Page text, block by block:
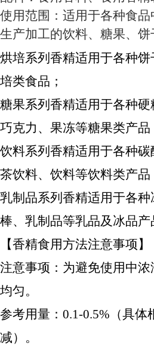
使用范围：适用于各种食品
生产加工的饮料、糖果、饼
烘培系列香精适用于各种
培类食品；
糖果系列香精适用于各种硬
巧克力、果冻等糖果类产品
饮料系列香精适用于各种碳
茶饮料、饮料等饮料类产品
乳制品系列香精适用于各
棒、乳制品等乳品及冰品产
【香精食用方法注意事项】
注意事项：为避免使用中
均匀。
参考用量：0.1-0.5%（具体
减）。